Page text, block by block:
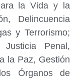
la Vida y la
Delincuencia
y Terrorismo;
Penal,
la Paz, Gestión
Órganos de